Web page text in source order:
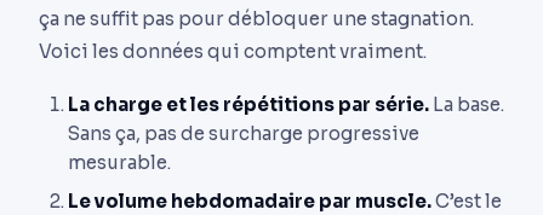
ça ne suffit pas pour débloquer une stagnation.
Voici les données qui comptent vraiment.
La charge et les répétitions par série. La base.
Sans ça, pas de surcharge progressive
mesurable.
Le volume hebdomadaire par muscle.C’est le